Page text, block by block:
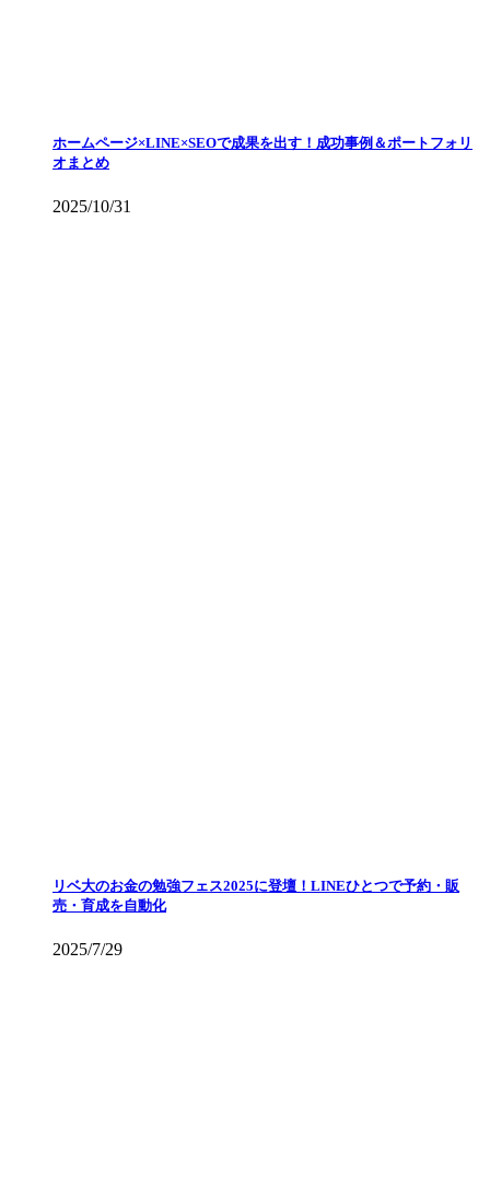
ホームページ×LINE×SEOで成果を出す！成功事例＆ポートフォリ
オまとめ
2025/10/31
リベ大のお金の勉強フェス2025に登壇！LINEひとつで予約・販
売・育成を自動化
2025/7/29